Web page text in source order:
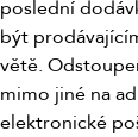
poslední
být
větě.
mimo jiné na
elektronické